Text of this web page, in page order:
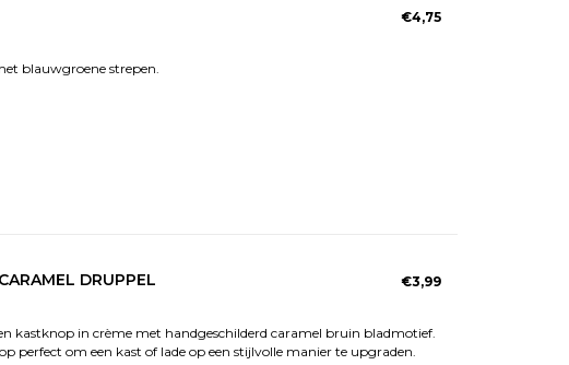
€4,75
blauwgroene strepen.
DRUPPEL €3,99
kastknop in crème met handgeschilderd caramel bruin bladmotief.
perfect om een kast of lade op een stijlvolle manier te upgraden.